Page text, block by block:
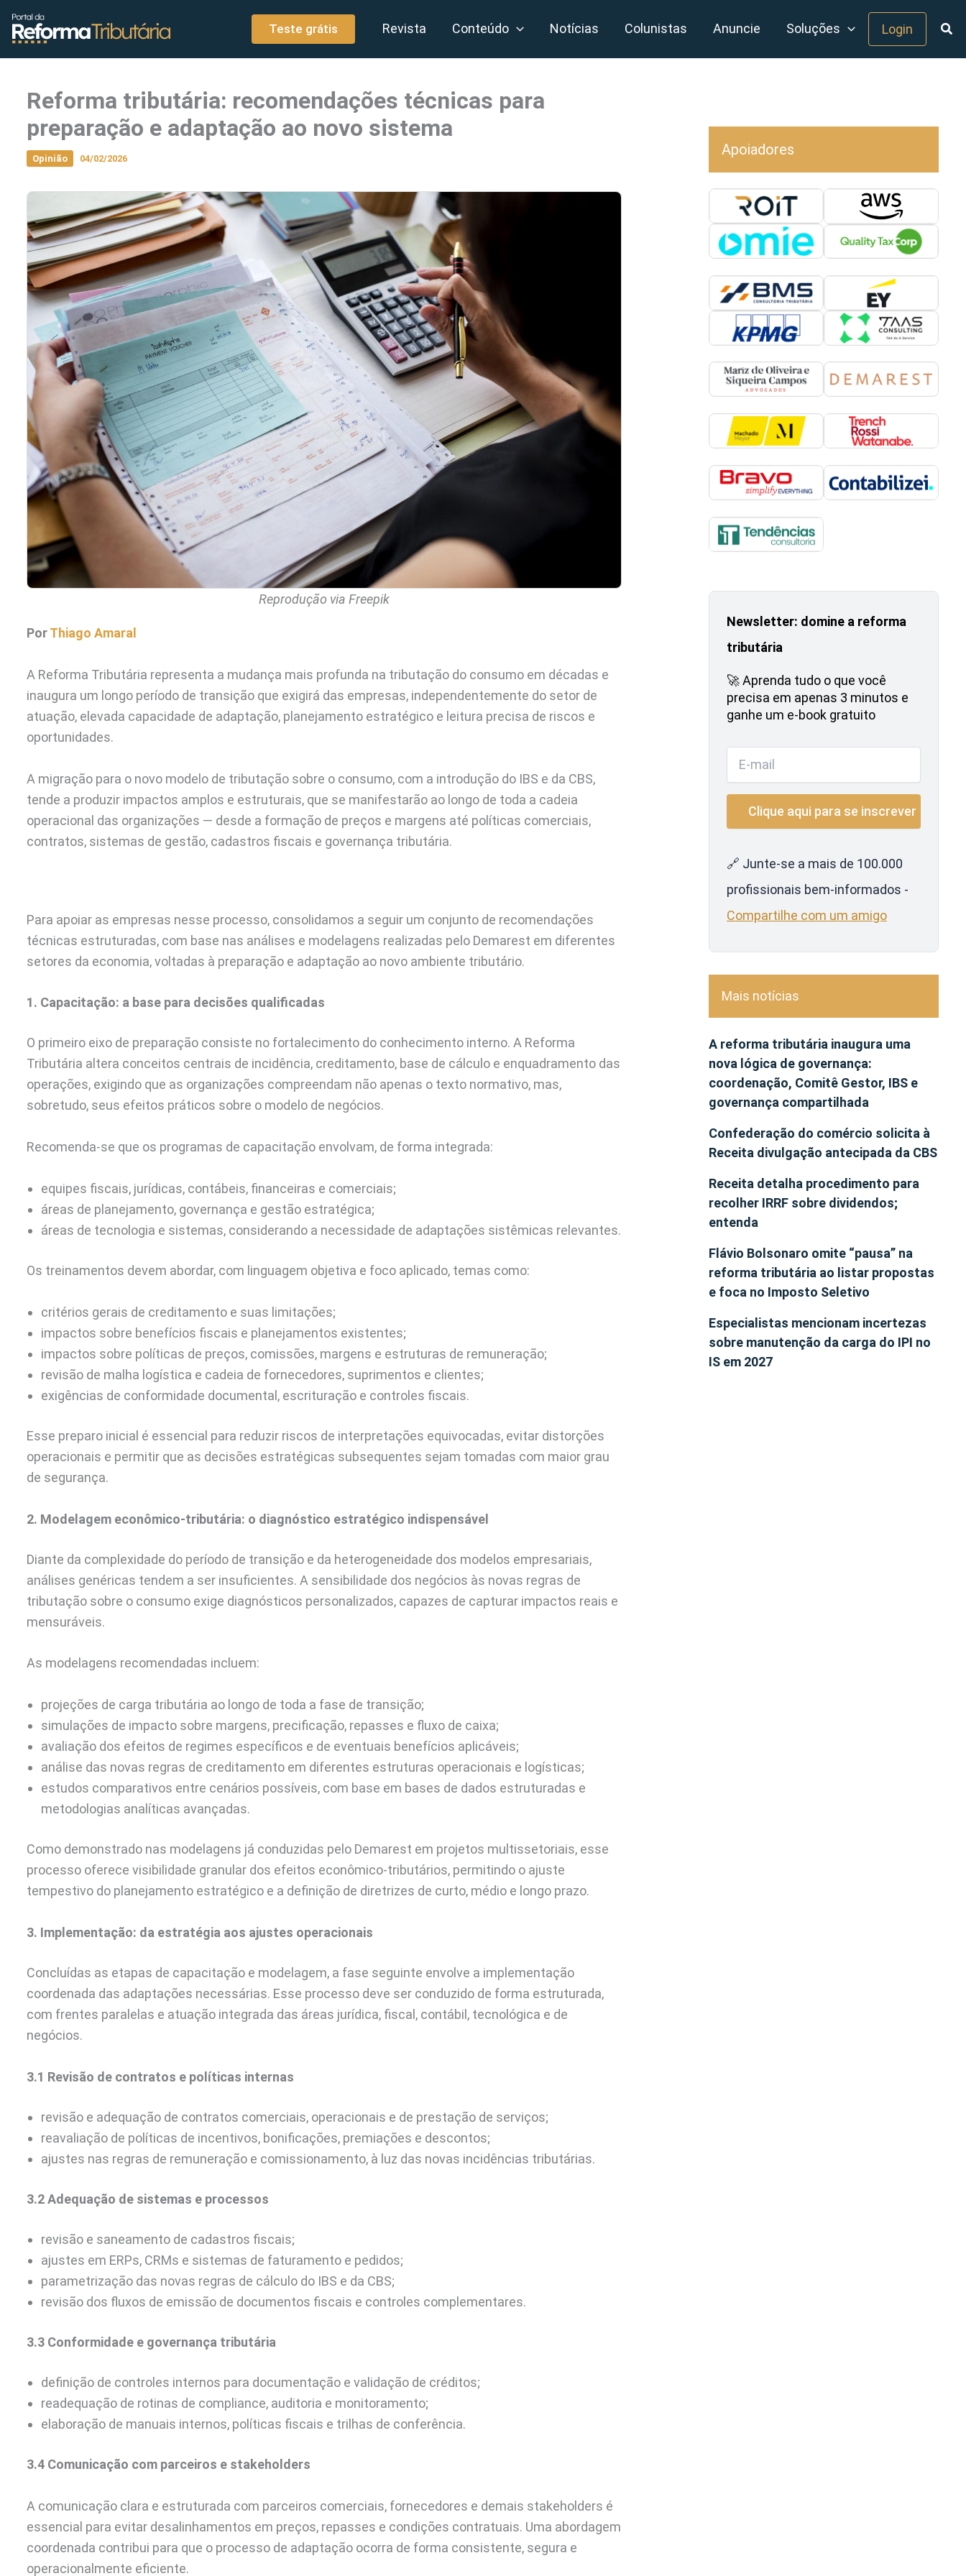
conteúdo
Teste grátis Revista Conteúdo Notícias Colunistas Anuncie Soluções Login
Reforma tributária: recomendações técnicas para
preparação e adaptação ao novo sistema
Opinião 04/02/2026
Reprodução via Freepik
PorThiago Amaral
A Reforma Tributária representa a mudança mais profunda na tributação do consumo em décadas e
inaugura um longo período de transição que exigirá das empresas, independentemente do setor de
atuação, elevada capacidade de adaptação, planejamento estratégico e leitura precisa de riscos e
oportunidades.
A migração para o novo modelo de tributação sobre o consumo, com a introdução do IBS e da CBS,
tende a produzir impactos amplos e estruturais, que se manifestarão ao longo de toda a cadeia
operacional das organizações — desde a formação de preços e margens até políticas comerciais,
contratos, sistemas de gestão, cadastros fiscais e governança tributária.
Para apoiar as empresas nesse processo, consolidamos a seguir um conjunto de recomendações
técnicas estruturadas, com base nas análises e modelagens realizadas pelo Demarest em diferentes
setores da economia, voltadas à preparação e adaptação ao novo ambiente tributário.
1. Capacitação: a base para decisões qualificadas
O primeiro eixo de preparação consiste no fortalecimento do conhecimento interno. A Reforma
Tributária altera conceitos centrais de incidência, creditamento, base de cálculo e enquadramento das
operações, exigindo que as organizações compreendam não apenas o texto normativo, mas,
sobretudo, seus efeitos práticos sobre o modelo de negócios.
Recomenda-se que os programas de capacitação envolvam, de forma integrada:
equipes fiscais, jurídicas, contábeis, financeiras e comerciais;
áreas de planejamento, governança e gestão estratégica;
áreas de tecnologia e sistemas, considerando a necessidade de adaptações sistêmicas relevantes.
Os treinamentos devem abordar, com linguagem objetiva e foco aplicado, temas como:
critérios gerais de creditamento e suas limitações;
impactos sobre benefícios fiscais e planejamentos existentes;
impactos sobre políticas de preços, comissões, margens e estruturas de remuneração;
revisão de malha logística e cadeia de fornecedores, suprimentos e clientes;
exigências de conformidade documental, escrituração e controles fiscais.
Esse preparo inicial é essencial para reduzir riscos de interpretações equivocadas, evitar distorções
operacionais e permitir que as decisões estratégicas subsequentes sejam tomadas com maior grau
de segurança.
2. Modelagem econômico-tributária: o diagnóstico estratégico indispensável
Diante da complexidade do período de transição e da heterogeneidade dos modelos empresariais,
análises genéricas tendem a ser insuficientes. A sensibilidade dos negócios às novas regras de
tributação sobre o consumo exige diagnósticos personalizados, capazes de capturar impactos reais e
mensuráveis.
As modelagens recomendadas incluem:
projeções de carga tributária ao longo de toda a fase de transição;
simulações de impacto sobre margens, precificação, repasses e fluxo de caixa;
avaliação dos efeitos de regimes específicos e de eventuais benefícios aplicáveis;
análise das novas regras de creditamento em diferentes estruturas operacionais e logísticas;
estudos comparativos entre cenários possíveis, com base em bases de dados estruturadas e
metodologias analíticas avançadas.
Como demonstrado nas modelagens já conduzidas pelo Demarest em projetos multissetoriais, esse
processo oferece visibilidade granular dos efeitos econômico-tributários, permitindo o ajuste
tempestivo do planejamento estratégico e a definição de diretrizes de curto, médio e longo prazo.
3. Implementação: da estratégia aos ajustes operacionais
Concluídas as etapas de capacitação e modelagem, a fase seguinte envolve a implementação
coordenada das adaptações necessárias. Esse processo deve ser conduzido de forma estruturada,
com frentes paralelas e atuação integrada das áreas jurídica, fiscal, contábil, tecnológica e de
negócios.
3.1 Revisão de contratos e políticas internas
revisão e adequação de contratos comerciais, operacionais e de prestação de serviços;
reavaliação de políticas de incentivos, bonificações, premiações e descontos;
ajustes nas regras de remuneração e comissionamento, à luz das novas incidências tributárias.
3.2 Adequação de sistemas e processos
revisão e saneamento de cadastros fiscais;
ajustes em ERPs, CRMs e sistemas de faturamento e pedidos;
parametrização das novas regras de cálculo do IBS e da CBS;
revisão dos fluxos de emissão de documentos fiscais e controles complementares.
3.3 Conformidade e governança tributária
definição de controles internos para documentação e validação de créditos;
readequação de rotinas de compliance, auditoria e monitoramento;
elaboração de manuais internos, políticas fiscais e trilhas de conferência.
3.4 Comunicação com parceiros e stakeholders
A comunicação clara e estruturada com parceiros comerciais, fornecedores e demais stakeholders é
essencial para evitar desalinhamentos em preços, repasses e condições contratuais. Uma abordagem
coordenada contribui para que o processo de adaptação ocorra de forma consistente, segura e
operacionalmente eficiente.
Apoiadores
Newsletter: domine a reforma
tributária
🚀 Aprenda tudo o que você
precisa em apenas 3 minutos e
ganhe um e-book gratuito
🔗 Junte-se a mais de 100.000
profissionais bem-informados -
Compartilhe com um amigo
Mais notícias
A reforma tributária inaugura uma
nova lógica de governança:
coordenação, Comitê Gestor, IBS e
governança compartilhada
Confederação do comércio solicita à
Receita divulgação antecipada da CBS
Receita detalha procedimento para
recolher IRRF sobre dividendos;
entenda
Flávio Bolsonaro omite “pausa” na
reforma tributária ao listar propostas
e foca no Imposto Seletivo
Especialistas mencionam incertezas
sobre manutenção da carga do IPI no
IS em 2027